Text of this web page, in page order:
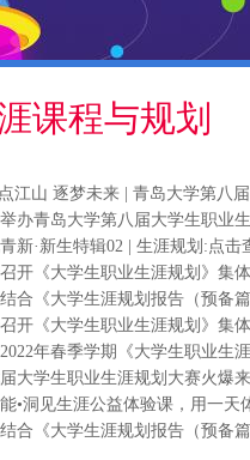
课程与规划
江山 逐梦未来 | 青岛大学第八
办青岛大学第八届大学生职业
新·新生特辑02 | 生涯规划:点击
开《大学生职业生涯规划》集
合《大学生涯规划报告（预备
开《大学生职业生涯规划》集
年春季学期《大学生职业生
大学生职业生涯规划大赛火爆
•洞见生涯公益体验课，用一天